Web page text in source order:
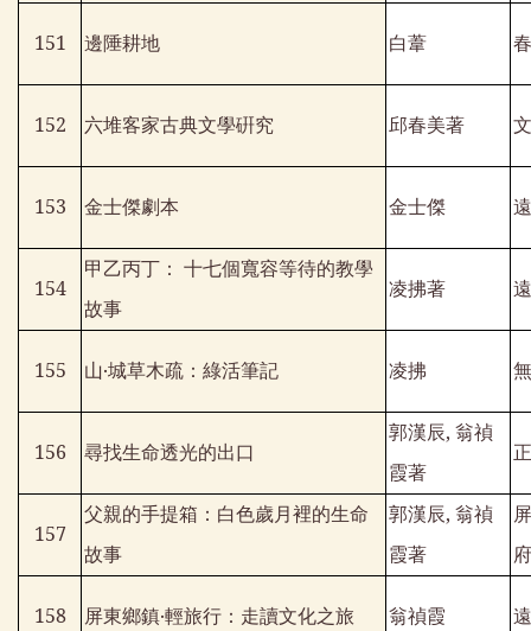
151 邊陲耕地 白葦
152 六堆客家古典文學硏究 邱春美著
153 金士傑劇本 金士傑
154
甲乙丙丁： 十七個寬容等待的教學
故事
凌拂著
155 山‧城草木疏：綠活筆記 凌拂
156 尋找生命透光的出口
郭漢辰, 翁禎
霞著
157
父親的手提箱：白色歲月裡的生命
故事
郭漢辰, 翁禎
霞著
府
158 屏東鄉鎮‧輕旅行：走讀文化之旅 翁禎霞